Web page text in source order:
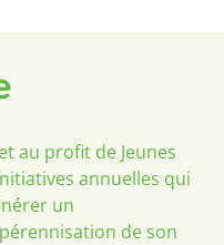
au profit de Jeunes
annuelles qui
un
de son